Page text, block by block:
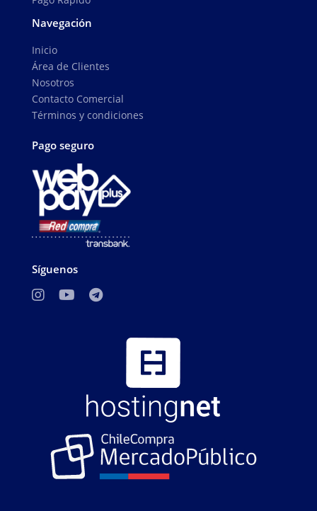
Navegación
Inicio
Área de Clientes
Nosotros
Contacto Comercial
Términos y condiciones
Pago seguro
Síguenos